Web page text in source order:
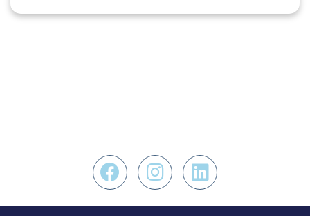
Nous retrouver sur
Nous retrouver
Nous